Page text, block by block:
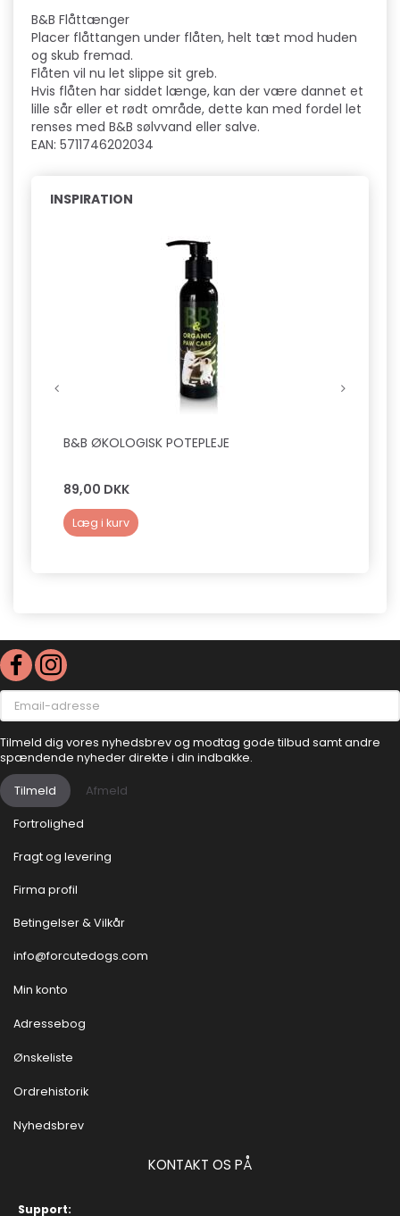
B&B Flåttænger
Placer flåttangen under flåten, helt tæt mod huden
og skub fremad.
Flåten vil nu let slippe sit greb.
Hvis flåten har siddet længe, kan der være dannet et
lille sår eller et rødt område, dette kan med fordel let
renses med B&B sølvvand eller salve.
EAN: 5711746202034
INSPIRATION
B&B ØKOLOGISK POTEPLEJE
89,00 DKK
Læg i kurv
Email-
adresse
Tilmeld dig vores nyhedsbrev og modtag gode tilbud samt andre
spændende nyheder direkte i din indbakke.
Tilmeld Afmeld
Fortrolighed
Fragt og levering
Firma profil
Betingelser & Vilkår
info@forcutedogs.com
Min konto
Adressebog
Ønskeliste
Ordrehistorik
Nyhedsbrev
KONTAKT OS PÅ
Support: